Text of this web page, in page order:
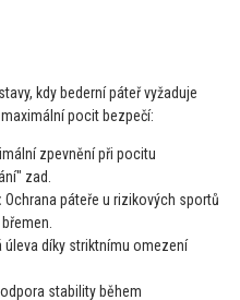
kdy bederní páteř vyžaduje
pocit bezpečí:
zpevnění při pocitu
zad.
Ochrana páteře u rizikových sportů
úleva díky striktnímu omezení
stability během